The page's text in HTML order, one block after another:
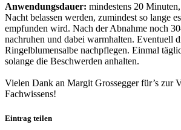
Anwendungsdauer: mindestens 20
Nacht belassen werden, zumindest so lange
empfunden wird. Nach der Abnahme noch
nachruhen und dabei warmhalten. Eventuell
Ringelblumensalbe nachpflegen. Einmal
solange die Beschwerden anhalten.
Vielen Dank an Margit Grossegger für’s zur
Fachwissens!
Eintrag teilen